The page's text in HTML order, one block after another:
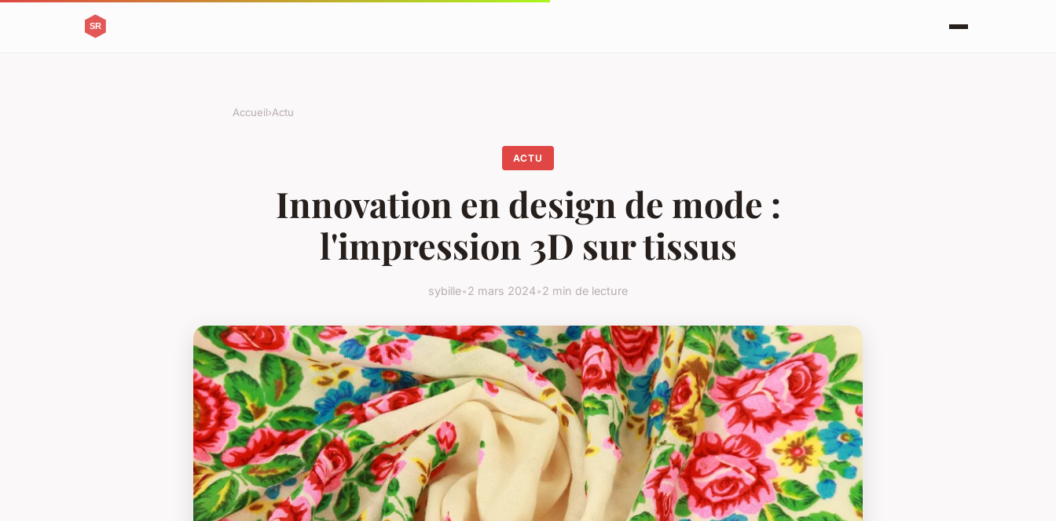
Accueil›Actu
ACTU
Innovation en design de mode :
l'impression 3D sur tissus
sybille•2 mars 2024•2 min de lecture